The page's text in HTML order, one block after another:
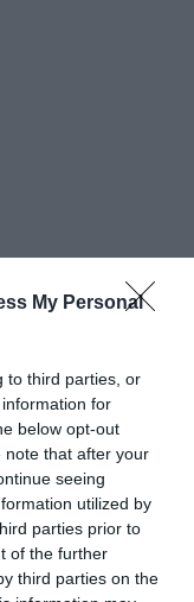
My Personal
to third parties, or
for
below opt-out
note that after your
seeing
utilized by
parties prior to
of the further
third parties on the